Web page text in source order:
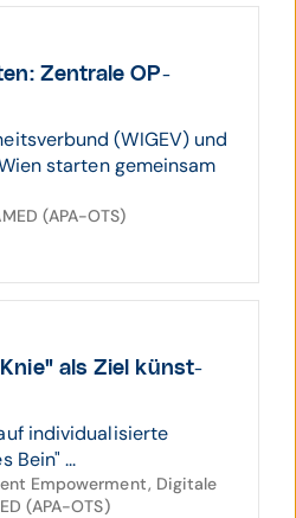
Zentrale OP-
(WIGEV) und
starten gemeinsam
(APA-OTS)
als Ziel künst­
individualisierte
Bein" ...
Empowerment, Digitale
(APA-OTS)